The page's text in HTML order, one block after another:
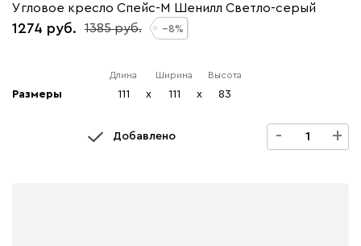
Угловое кресло Спейс-М Шенилл Светло-серый
1274 1385 8
Размеры
Длина
111 x
Ширина
111 x
Высота
83
Добавлено - +